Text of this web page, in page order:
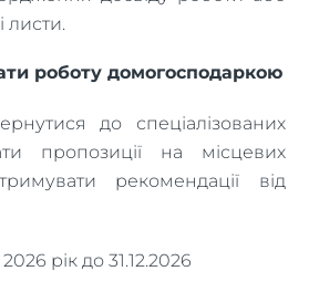
листи.
роботу домогосподаркою
до спеціалізованих
пропозиції на місцевих
рекомендації від
рік до 31.12.2026